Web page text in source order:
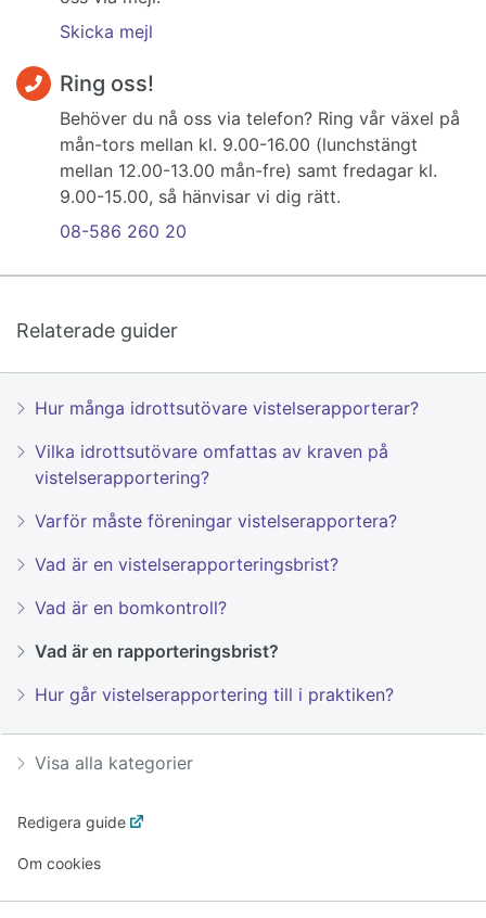
Skicka mejl
Ring oss!
Behöver du nå oss via telefon? Ring vår växel på
mån-tors mellan kl. 9.00-16.00 (lunchstängt
mellan 12.00-13.00 mån-fre) samt fredagar kl.
9.00-15.00, så hänvisar vi dig rätt.
08-586 260 20
Relaterade guider
Hur många idrottsutövare vistelserapporterar?
Vilka idrottsutövare omfattas av kraven på
vistelserapportering?
Varför måste föreningar vistelserapportera?
Vad är en vistelserapporteringsbrist?
Vad är en bomkontroll?
Vad är en rapporteringsbrist?
Hur går vistelserapportering till i praktiken?
Visa alla kategorier
Redigera guide
Om cookies